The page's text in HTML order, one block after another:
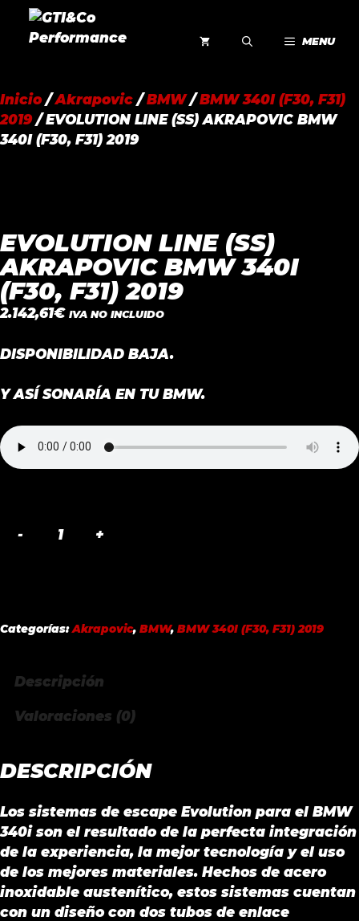
Saltar
MENU
Inicio/Akrapovic /BMW/BMW 340I (F30, F31)
2019/ EVOLUTION LINE (SS) AKRAPOVIC BMW
340I (F30, F31) 2019
EVOLUTION LINE (SS)
AKRAPOVIC BMW 340I
(F30, F31) 2019
2.142,61€ IVA NO INCLUIDO
DISPONIBILIDAD BAJA.
Y ASÍ SONARÍA EN TU BMW.
BMW
cantidad
Categorías:Akrapovic, BMW, BMW 340I (F30, F31) 2019
Descripción
Valoraciones (0)
DESCRIPCIÓN
Los sistemas de escape Evolution para el BMW
340i son el resultado de la perfecta integración
de la experiencia, la mejor tecnología y el uso
de los mejores materiales. Hechos de acero
inoxidable austenítico, estos sistemas cuentan
con un diseño con dos tubos de enlace